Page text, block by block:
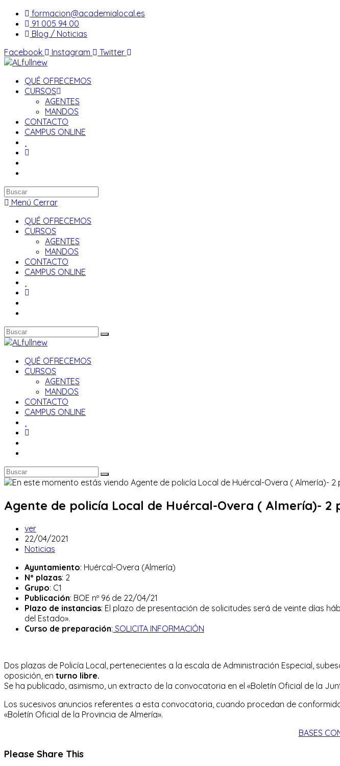
Saltar
contenido
formacion@academialocal.es
91 005 94 00
Blog / Noticias
Facebook
Instagram Twitter
QUÉ OFRECEMOS
CURSOS
AGENTES
MANDOS
CONTACTO
CAMPUS ONLINE
Buscar
en
web
Menú Cerrar
QUÉ OFRECEMOS
CURSOS
AGENTES
MANDOS
CONTACTO
CAMPUS ONLINE
QUÉ OFRECEMOS
CURSOS
AGENTES
MANDOS
CONTACTO
CAMPUS ONLINE
Agente de policía Local de Huércal-Overa ( Almería)- 2
Autor
de
la
ver
Publicación
de
entrada:
22/04/2021
Categoría
la
entrada:
Noticias
Ayuntamiento: Huércal-Overa (Almería)
Nº plazas: 2
Grupo: C1
Publicación: BOE nº 96 de 22/04/21
Plazo de instancias: El plazo de presentación de solicitudes será de veinte días
del Estado».
Curso de preparación: SOLICITA INFORMACIÓN
Dos plazas de Policía Local, pertenecientes a la escala de Administración Especial,
oposición, en turno libre.
Se ha publicado, asimismo, un extracto de la convocatoria en el «Boletín Oficial de la
Los sucesivos anuncios referentes a esta convocatoria, cuando procedan de
«Boletín Oficial de la Provincia de Almería».
BASES
Please Share ThisCompartir